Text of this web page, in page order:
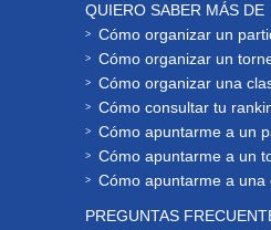
QUIERO SABER MÁS DE
Cómo organizar un
Cómo organizar un
Cómo organizar una
Cómo consultar tu
Cómo apuntarme a un
Cómo apuntarme a un
Cómo apuntarme a una
PREGUNTAS